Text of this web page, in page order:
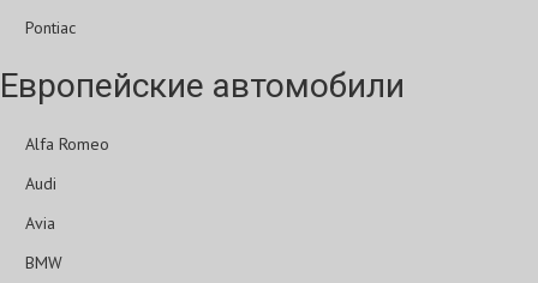
Pontiac
Европейские автомобили
Alfa Romeo
Audi
Avia
BMW